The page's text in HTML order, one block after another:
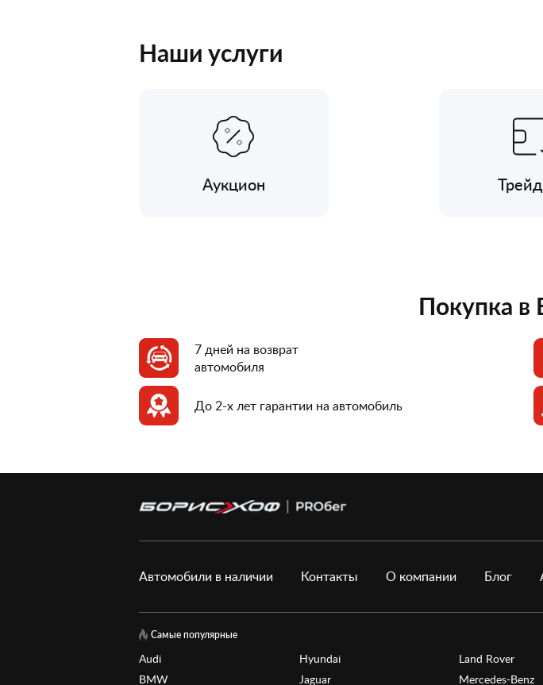
Наши услуги
Аукцион
Покупка в
7 дней на возврат
автомобиля
До 2-х лет гарантии на автомобиль
Автомобили в наличии Контакты О компании Блог
Самые популярные
Audi
BMW
Hyundai
Jaguar
Land Rover
Mercedes-Benz